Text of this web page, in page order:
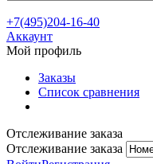
+7(495)204-16-40
Аккаунт
Мой профиль
Заказы
Список сравнения
Отслеживание заказа
Отслеживание заказа